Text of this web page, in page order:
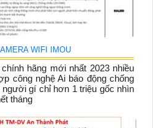
WIFI IMOU
hãng mới nhất 2023 nhiều
công nghệ Ai báo động chống
gí chỉ hơn 1 triệu gốc nhìn
tháng